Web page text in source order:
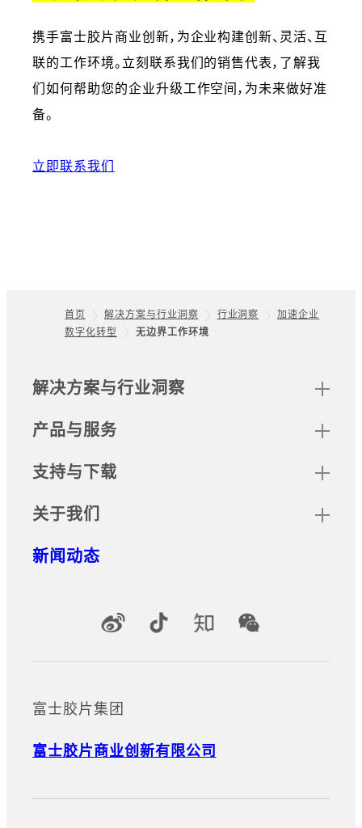
携手富士胶片商业创新，为企业构建创新、灵活、互
联的工作环境。立刻联系我们的销售代表，了解我
们如何帮助您的企业升级工作空间，为未来做好准
备。
立即联系我们
Footer
首页 解决方案与行业洞察 行业洞察
加速企业
数字化转型
无边界工作环境
网站地图
解决方案与行业洞察
产品与服务
支持与下载
关于我们
新闻动态
官方社交媒体账号
富士胶片集团
富士胶片商业创新有限公司